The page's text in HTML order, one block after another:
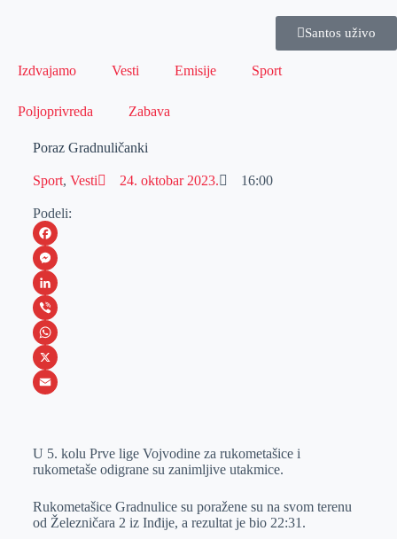
Santos uživo
Izdvajamo Vesti Emisije Sport
Poljoprivreda Zabava
Poraz Gradnuličanki
Sport, Vesti 24. oktobar 2023. 16:00
Podeli:
F
a
c
e
b
o
M
e
s
s
e
e
L
i
n
k
I
V
i
b
W
h
s
p
p
X
a
l
U 5. kolu Prve lige Vojvodine za rukometašice i
rukometaše odigrane su zanimljive utakmice.
Rukometašice Gradnulice su poražene su na svom terenu
od Železničara 2 iz Inđije, a rezultat je bio 22:31.